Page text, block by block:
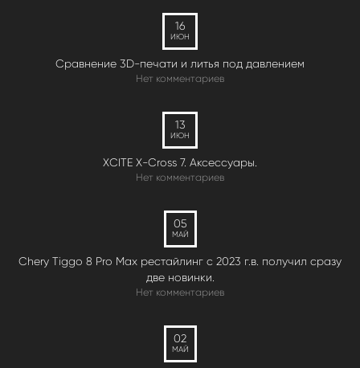
16
ИЮН
Сравнение 3D-печати и литья под давлением
Нет комментариев
13
ИЮН
XCITE X-Cross 7. Аксессуары.
Нет комментариев
05
МАЙ
Chery Tiggo 8 Pro Max рестайлинг с 2023 г.в. получил сразу
две новинки.
Нет комментариев
02
МАЙ